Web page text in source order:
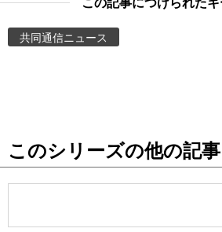
お知らせ
共同通信ニュース
このシリーズの他の記事